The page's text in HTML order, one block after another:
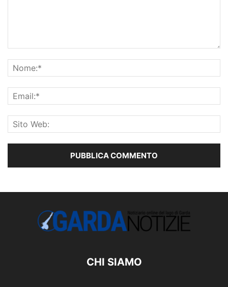
CHI SIAMO